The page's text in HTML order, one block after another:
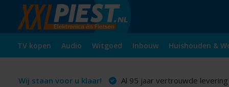
TV kopen Audio Witgoed Inbouw Huishouden &
Wij staan voor u klaar! Al 95 jaar vertrouwde